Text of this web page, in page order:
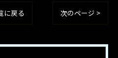
に戻る 次のページ >